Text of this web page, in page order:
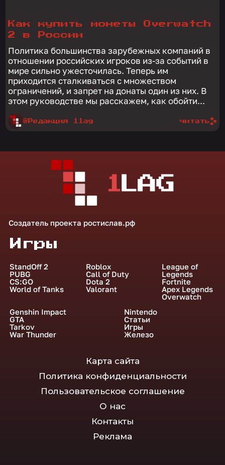
Как купить монеты Overwatch
2 в России
Политика большинства зарубежных компаний в
отношении российских игроков из-за событий в
мире сильно ужесточилась. Теперь им
приходится сталкиваться с множеством
ограничений, и запрет на донаты один из них. В
этом руководстве мы расскажем, как обойти...
@Редакция 1lag читать
Создатель проекта ростислав.рф
Игры
StandOff 2
PUBG
CS:GO
World of Tanks
Roblox
Call of Duty
Dota 2
Valorant
League of
Legends
Fortnite
Apex Legends
Overwatch
Genshin Impact
GTA
Tarkov
War Thunder
Nintendo
Статьи
Игры
Железо
Карта сайта
Политика конфиденциальности
Пользовательское соглашение
О нас
Контакты
Реклама